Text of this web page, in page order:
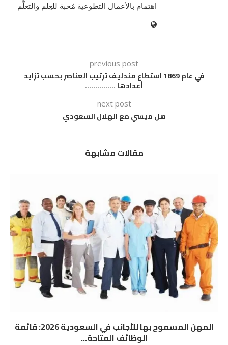
اهتمام بالأعمال التطوعية مُحبة للعِلم والتعلُّم
previous post
في عام 1869 استطاع مندليف ترتيب العناصر بحسب تزايد
أعدادها ……………
next post
هل ميسي مع الهلال السعودي
مقالات مشابهة
المهن المسموح بها للأجانب في السعودية 2026: قائمة
الوظائف المتاحة...